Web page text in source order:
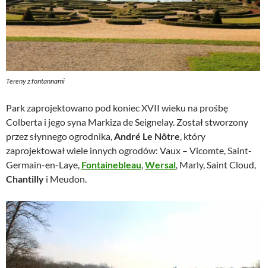
Tereny z fontannami
Park zaprojektowano pod koniec XVII wieku na prośbę
Colberta i jego syna Markiza de Seignelay. Został stworzony
przez słynnego ogrodnika,André Le Nôtre, który
zaprojektował wiele innych ogrodów: Vaux – Vicomte, Saint-
Germain-en-Laye, Fontainebleau,Wersal, Marly, Saint Cloud,
Chantilly i Meudon.